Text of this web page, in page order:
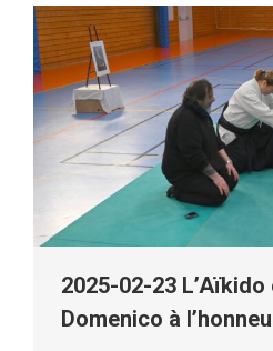
2025-02-23
Domenico à